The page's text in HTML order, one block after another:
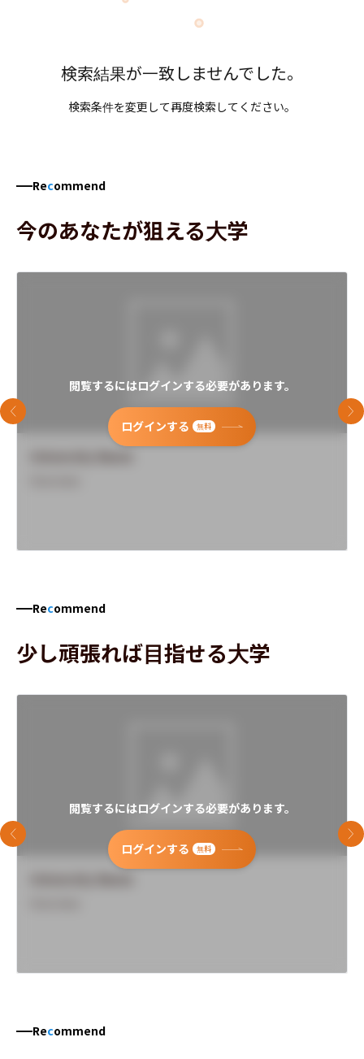
検索結果が一致しませんでした。
検索条件を変更して再度検索してください。
Recommend
今のあなたが狙える大学
閲覧するにはログインする必要があります。
ログインする 無料
前のスライド 次
Recommend
少し頑張れば目指せる大学
閲覧するにはログインする必要があります。
ログインする 無料
前のスライド 次
Recommend